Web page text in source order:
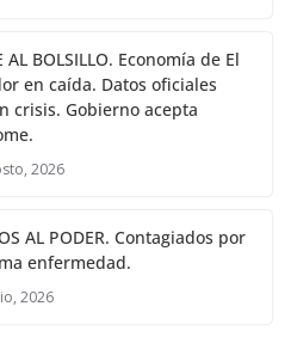
AL BOLSILLO. Economía de El
en caída. Datos oficiales
crisis. Gobierno acepta
2026
AL PODER. Contagiados por
enfermedad.
2026